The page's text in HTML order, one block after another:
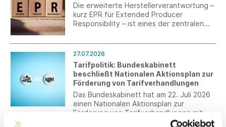
Die erweiterte Herstellerverantwortung –
kurz EPR für Extended Producer
Responsibility – ist eines der zentralen
die Textilbranche in den kommenden
Jahren begleiten wird. Unsere neue
Textil-EPR-Übersicht bündelt den
aktuellen Stand über die relevanten
Export- und Zielmärkte hinweg und macht
auf einen Blick sichtbar, wo bereits
Pflichten bestehen und wo Systeme
derzeit noch im Aufbau sind.
27.07.2026
Tarifpolitik: Bundeskabinett
beschließt Nationalen Aktionsplan zur
Förderung von Tarifverhandlungen
Das Bundeskabinett hat am 22. Juli 2026
einen Nationalen Aktionsplan zur
Förderung von Tarifverhandlungen mit
einzelnen Maßnahmen beschlossen.